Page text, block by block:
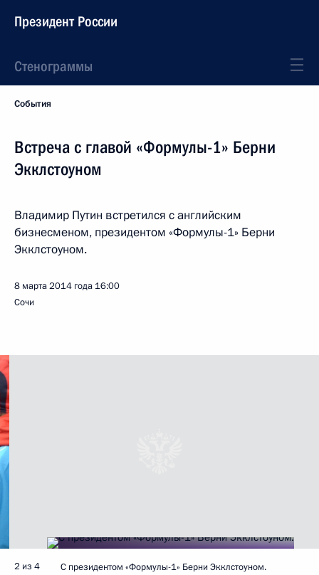
Президент России
Стенограммы
События
Встреча с главой «Формулы-1» Берни
Экклстоуном
Владимир Путин встретился с английским
бизнесменом, президентом «Формулы-1» Берни
Экклстоуном.
8 марта 2014 года 16:00
Сочи
2 из 4 С президентом «Формулы-1» Берни Экклстоуном.